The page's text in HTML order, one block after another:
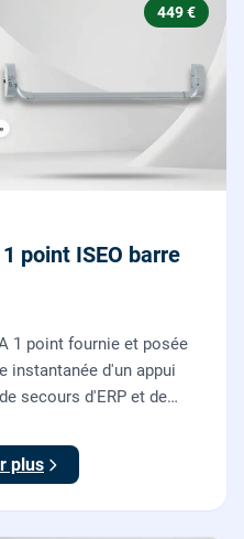
449 €
point ISEO barre
1 point fournie et posée
instantanée d'un appui
secours d'ERP et de
plus